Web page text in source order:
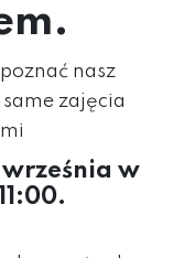
nasz
zajęcia
w